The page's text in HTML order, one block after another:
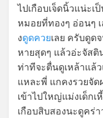
ไปเกือบเจ็ดนิ้วแน่ะ
หมอยที่ทองๆ อ่อนๆ
งดูดควยเลย ครับดูด
หายสุดๆ แล้วอ่ะจัส
ท่าทีจะตื่นดูเหล้าแล้
แหละพี่ แกคงรวยจั
เข้าไปใหญ่แม่งเด็กเ
เกือบสิบสองนะดูคร่